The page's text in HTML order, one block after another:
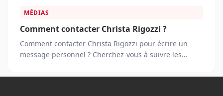
MÉDIAS
Comment contacter Christa Rigozzi ?
Comment contacter Christa Rigozzi pour écrire un
message personnel ? Cherchez-vous à suivre les